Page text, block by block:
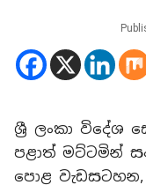
ශ්‍රී ලංකා විදේශ
පළාත් මට්ටමින්
පොළ